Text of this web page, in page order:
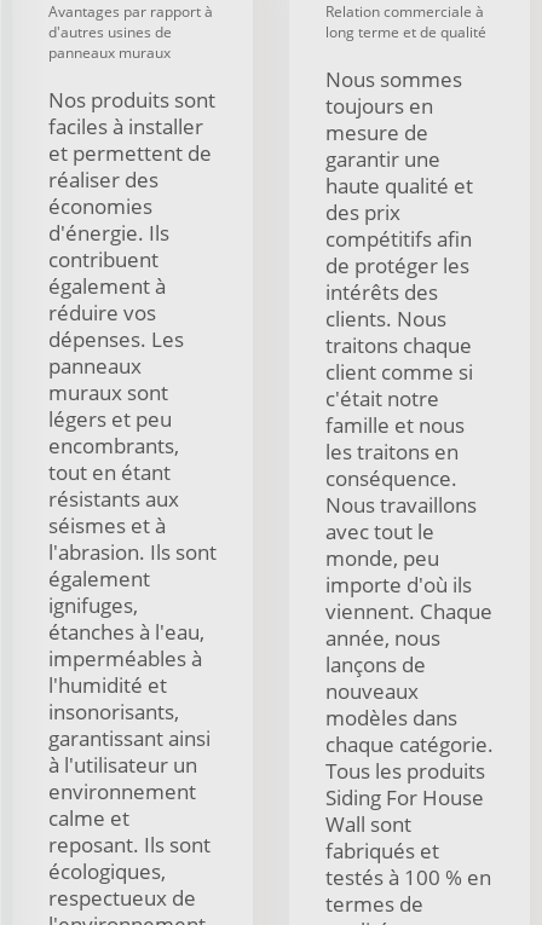
Avantages par rapport à
d'autres usines de
panneaux muraux
Nos produits sont
faciles à installer
et permettent de
réaliser des
économies
d'énergie. Ils
contribuent
également à
réduire vos
dépenses. Les
panneaux
muraux sont
légers et peu
encombrants,
tout en étant
résistants aux
séismes et à
l'abrasion. Ils sont
également
ignifuges,
étanches à l'eau,
imperméables à
l'humidité et
insonorisants,
garantissant ainsi
à l'utilisateur un
environnement
calme et
reposant. Ils sont
écologiques,
respectueux de
Relation commerciale à
long terme et de qualité
Nous sommes
toujours en
mesure de
garantir une
haute qualité et
des prix
compétitifs afin
de protéger les
intérêts des
clients. Nous
traitons chaque
client comme si
c'était notre
famille et nous
les traitons en
conséquence.
Nous travaillons
avec tout le
monde, peu
importe d'où ils
viennent. Chaque
année, nous
lançons de
nouveaux
modèles dans
chaque catégorie.
Tous les produits
Siding For House
Wall sont
fabriqués et
testés à 100 % en
termes de